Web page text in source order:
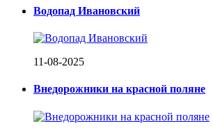
Водопад Ивановский
11-08-2025
Внедорожники на красной поляне